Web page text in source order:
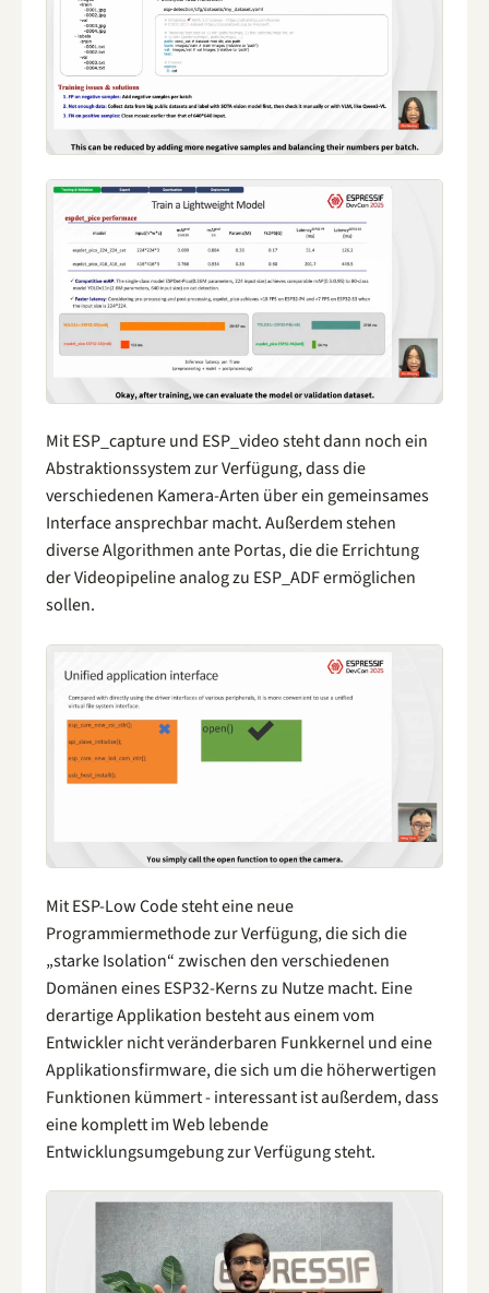
Mit ESP_capture und ESP_video steht dann noch ein
Abstraktionssystem zur Verfügung, dass die
verschiedenen Kamera-Arten über ein gemeinsames
Interface ansprechbar macht. Außerdem stehen
diverse Algorithmen ante Portas, die die Errichtung
der Videopipeline analog zu ESP_ADF ermöglichen
sollen.
Mit ESP-Low Code steht eine neue
Programmiermethode zur Verfügung, die sich die
„starke Isolation“ zwischen den verschiedenen
Domänen eines ESP32-Kerns zu Nutze macht. Eine
derartige Applikation besteht aus einem vom
Entwickler nicht veränderbaren Funkkernel und eine
Applikationsfirmware, die sich um die höherwertigen
Funktionen kümmert - interessant ist außerdem, dass
eine komplett im Web lebende
Entwicklungsumgebung zur Verfügung steht.